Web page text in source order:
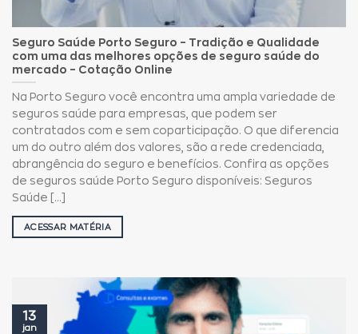
Seguro Saúde Porto Seguro – Tradição e Qualidade
com uma das melhores opções de seguro saúde do
mercado – Cotação Online
Na Porto Seguro você encontra uma ampla variedade de
seguros saúde para empresas, que podem ser
contratados com e sem coparticipação. O que diferencia
um do outro além dos valores, são a rede credenciada,
abrangência do seguro e benefícios. Confira as opções
de seguros saúde Porto Seguro disponíveis: Seguros
Saúde [...]
ACESSAR MATÉRIA
13
jan